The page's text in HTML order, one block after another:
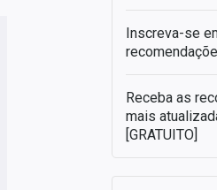
Inscreva-se
Receba as
mais
[GRATUITO]